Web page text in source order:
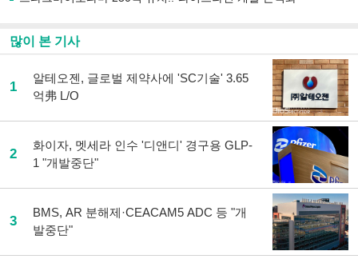
많이 본 기사
1
알테오젠, 글로벌 제약사에 'SC기술' 3.65
억弗 L/O
2
화이자, 멧세라 인수 '디앤디' 경구용 GLP-
1 "개발중단"
3
BMS, AR 분해제·CEACAM5 ADC 등 "개
발중단"